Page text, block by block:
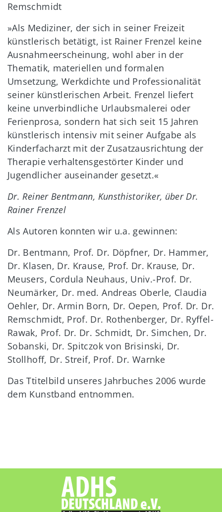
Remschmidt
»Als Mediziner, der sich in seiner Freizeit
künstlerisch betätigt, ist Rainer Frenzel keine
Ausnahmeerscheinung, wohl aber in der
Thematik, materiellen und formalen
Umsetzung, Werkdichte und Professionalität
seiner künstlerischen Arbeit. Frenzel liefert
keine unverbindliche Urlaubsmalerei oder
Ferienprosa, sondern hat sich seit 15 Jahren
künstlerisch intensiv mit seiner Aufgabe als
Kinderfacharzt mit der Zusatzausrichtung der
Therapie verhaltensgestörter Kinder und
Jugendlicher auseinander gesetzt.«
Dr. Reiner Bentmann, Kunsthistoriker, über Dr.
Rainer Frenzel
Als Autoren konnten wir u.a. gewinnen:
Dr. Bentmann, Prof. Dr. Döpfner, Dr. Hammer,
Dr. Klasen, Dr. Krause, Prof. Dr. Krause, Dr.
Meusers, Cordula Neuhaus, Univ.-Prof. Dr.
Neumärker, Dr. med. Andreas Oberle, Claudia
Oehler, Dr. Armin Born, Dr. Oepen, Prof. Dr. Dr.
Remschmidt, Prof. Dr. Rothenberger, Dr. Ryffel-
Rawak, Prof. Dr. Dr. Schmidt, Dr. Simchen, Dr.
Sobanski, Dr. Spitczok von Brisinski, Dr.
Stollhoff, Dr. Streif, Prof. Dr. Warnke
Das Ttitelbild unseres Jahrbuches 2006 wurde
dem Kunstband entnommen.